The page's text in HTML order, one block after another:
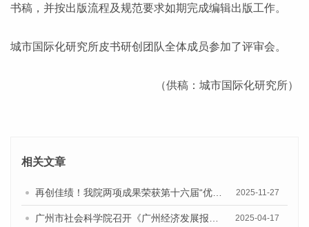
书稿，并按出版流程及规范要求如期完成编辑出版工作。
城市国际化研究所皮书研创团队全体成员参加了评审会。
（供稿：城市国际化研究所）
相关文章
2025-11-27
2025-04-17